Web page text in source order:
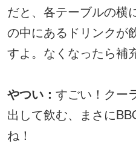
だと、各テーブルの横
の中にあるドリンクが
すよ。なくなったら補
やつい： すごい！クー
出して飲む、まさに
ね！